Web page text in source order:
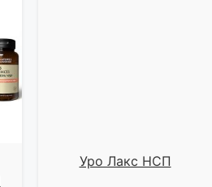
Уро Лакс НСП